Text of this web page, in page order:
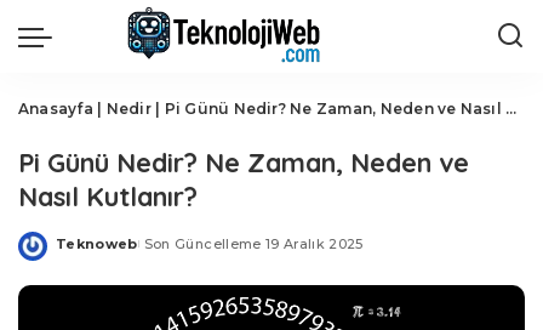
Anasayfa Nedir| Pi Günü Nedir? Ne Zaman, Neden ve Nasıl Kutlanır?
Pi Günü Nedir? Ne Zaman, Neden ve
Nasıl Kutlanır?
Posted
Teknoweb Son Güncelleme 19 Aralık 2025